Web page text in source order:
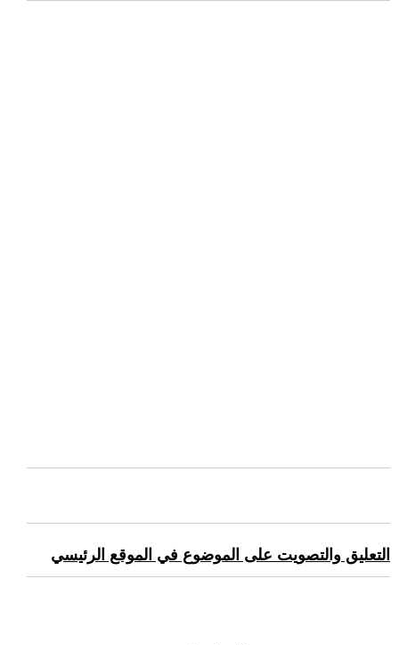
التعليق والتصويت على الموضوع في الموقع الرئيسي